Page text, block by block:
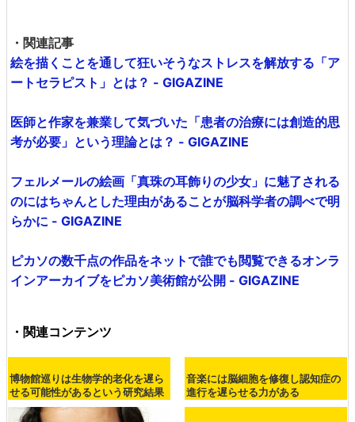
・関連記事
絵を描くことを通して狂いそうなストレスを解放する「ア
ートセラピスト」とは？ - GIGAZINE
医師と作家を兼業して気づいた「患者の治療には創造的思
考が必要」という理論とは？ - GIGAZINE
フェルメールの絵画「真珠の耳飾りの少女」に魅了される
のにはちゃんとした理由があることが脳科学者の調べで明
らかに - GIGAZINE
ピカソの数千点の作品をネットで誰でも閲覧できるオンラ
インアーカイブをピカソ美術館が公開 - GIGAZINE
・関連コンテンツ
博物館巡りは生物学的老化を遅ら
せる可能性があるという研究結果
音楽には脳細胞を修復し認知症の
進行を遅らせる力がある